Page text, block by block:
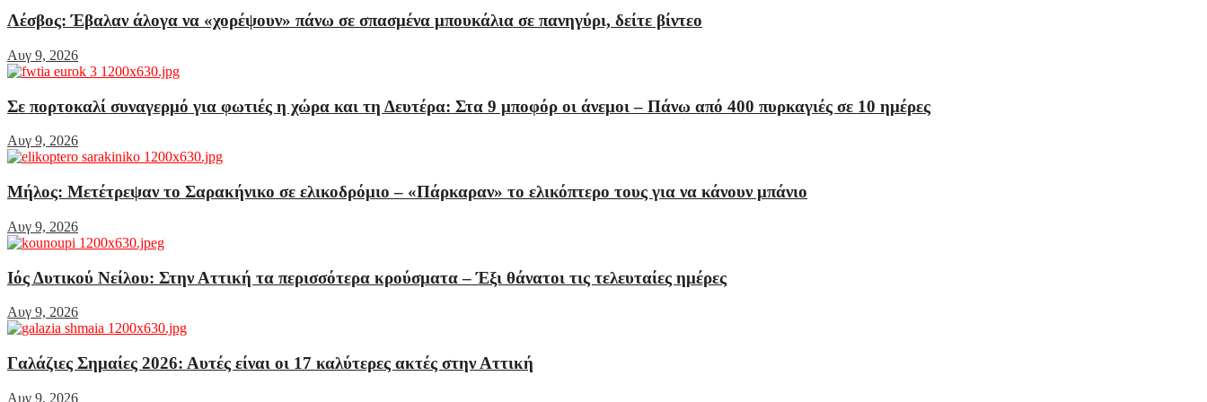
Λέσβος: Έβαλαν άλογα να «χορέψουν» πάνω σε σπασμένα μπουκάλια σε πανηγύρι, δείτε βίντεο
Αυγ 9, 2026
Σε πορτοκαλί συναγερμό για φωτιές η χώρα και τη Δευτέρα: Στα 9 μποφόρ οι άνεμοι – Πάνω από 400 πυρκαγιές σε 10 ημέρες
Αυγ 9, 2026
Μήλος: Μετέτρεψαν το Σαρακήνικο σε ελικοδρόμιο – «Πάρκαραν» το ελικόπτερο τους για να κάνουν μπάνιο
Αυγ 9, 2026
Ιός Δυτικού Νείλου: Στην Αττική τα περισσότερα κρούσματα – Έξι θάνατοι τις τελευταίες ημέρες
Αυγ 9, 2026
Γαλάζιες Σημαίες 2026: Αυτές είναι οι 17 καλύτερες ακτές στην Αττική
Αυγ 9, 2026